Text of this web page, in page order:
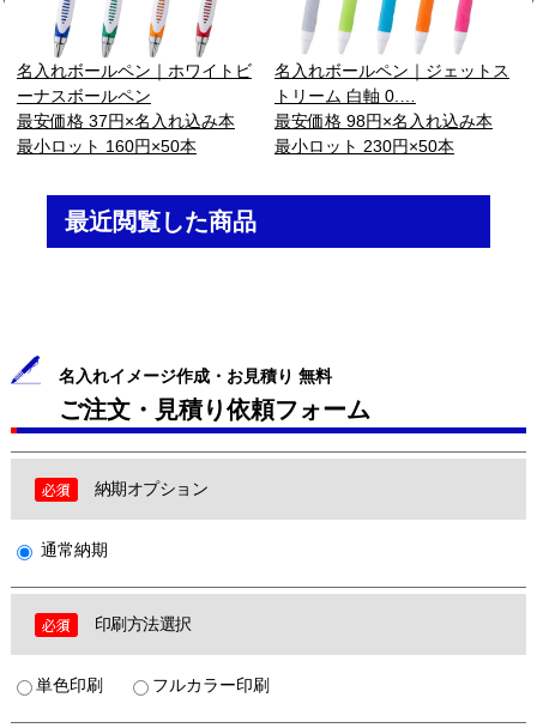
名入れボールペン｜ホワイトビ
ーナスボールペン
最安価格 37円×名入れ込み本
最小ロット 160円×50本
名入れボールペン｜ジェットス
トリーム 白軸 0.…
最安価格 98円×名入れ込み本
最小ロット 230円×50本
最近閲覧した商品
名入れイメージ作成・お見積り 無料
ご注文・見積り依頼フォーム
納期オプション
通常納期
印刷方法選択
単色印刷 フルカラー印刷